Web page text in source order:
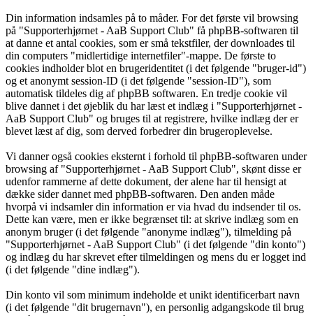
Din information indsamles på to måder. For det første vil browsing
på "Supporterhjørnet - AaB Support Club" få phpBB-softwaren til
at danne et antal cookies, som er små tekstfiler, der downloades til
din computers "midlertidige internetfiler"-mappe. De første to
cookies indholder blot en brugeridentitet (i det følgende "bruger-id")
og et anonymt session-ID (i det følgende "session-ID"), som
automatisk tildeles dig af phpBB softwaren. En tredje cookie vil
blive dannet i det øjeblik du har læst et indlæg i "Supporterhjørnet -
AaB Support Club" og bruges til at registrere, hvilke indlæg der er
blevet læst af dig, som derved forbedrer din brugeroplevelse.
Vi danner også cookies eksternt i forhold til phpBB-softwaren under
browsing af "Supporterhjørnet - AaB Support Club", skønt disse er
udenfor rammerne af dette dokument, der alene har til hensigt at
dække sider dannet med phpBB-softwaren. Den anden måde
hvorpå vi indsamler din information er via hvad du indsender til os.
Dette kan være, men er ikke begrænset til: at skrive indlæg som en
anonym bruger (i det følgende "anonyme indlæg"), tilmelding på
"Supporterhjørnet - AaB Support Club" (i det følgende "din konto")
og indlæg du har skrevet efter tilmeldingen og mens du er logget ind
(i det følgende "dine indlæg").
Din konto vil som minimum indeholde et unikt identificerbart navn
(i det følgende "dit brugernavn"), en personlig adgangskode til brug